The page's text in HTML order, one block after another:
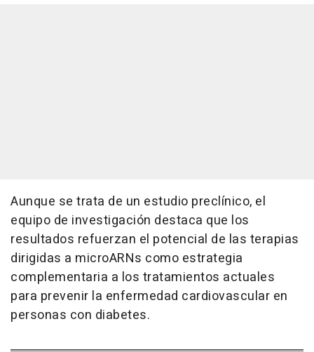
Aunque se trata de un estudio preclínico, el
equipo de investigación destaca que los
resultados refuerzan el potencial de las terapias
dirigidas a microARNs como estrategia
complementaria a los tratamientos actuales
para prevenir la enfermedad cardiovascular en
personas con diabetes.